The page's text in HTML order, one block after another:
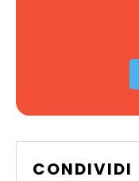
CONDIVIDI